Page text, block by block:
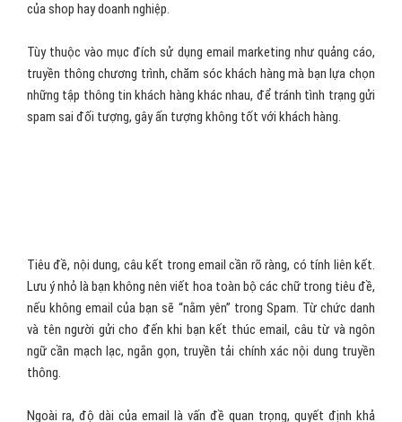
của shop hay doanh nghiệp.
Tùy thuộc vào mục đích sử dụng email marketing như quảng cáo,
truyền thông chương trình, chăm sóc khách hàng mà bạn lựa chọn
những tập thông tin khách hàng khác nhau, để tránh tình trạng gửi
spam sai đối tượng, gây ấn tượng không tốt với khách hàng.
Tiêu đề, nội dung, câu kết trong email cần rõ ràng, có tính liên kết.